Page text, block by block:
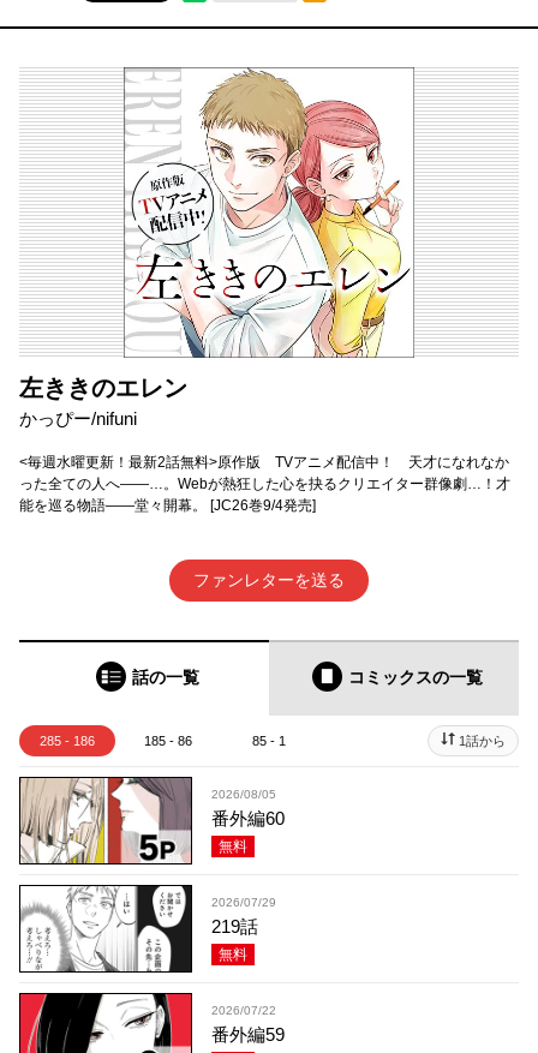
左ききのエレン
かっぴー/nifuni
<毎週水曜更新！最新2話無料>原作版 TVアニメ配信中！ 天才になれなか
った全ての人へ――…。Webが熱狂した心を抉るクリエイター群像劇…！才
能を巡る物語――堂々開幕。 [JC26巻9/4発売]
ファンレターを送る
話の一覧 コミックスの一覧
285 - 186 185 - 86 85 - 1 1話から
2026/08/05
番外編60
無料
2026/07/29
219話
無料
2026/07/22
番外編59